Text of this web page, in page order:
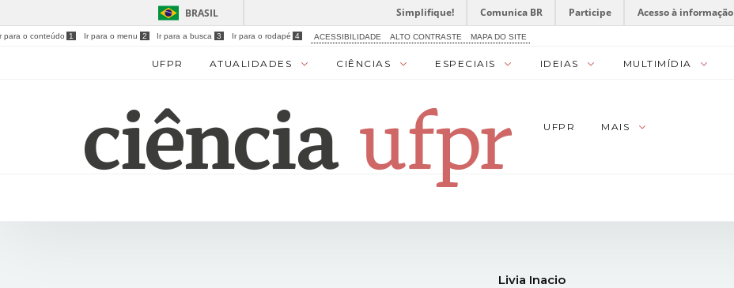
BRASIL Simplifique! Comunica BR Participe Acesso à informação
para o conteúdo 1 Ir para o menu 2 Ir para a busca 3 Ir para o rodapé 4 ACESSIBILIDADE ALTO CONTRASTE MAPA DO SITE
UFPR ATUALIDADES CIÊNCIAS ESPECIAIS IDEIAS MULTIMÍDIA
UFPR MAIS
Livia Inacio